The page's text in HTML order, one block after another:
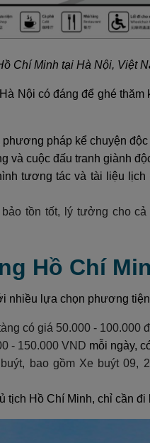
Chí Minh tại Hà Nội, Việt
Nội có đáng để ghé
pháp kể chuyện độc
cuộc đấu tranh giành
tương tác và tài liệu
tồn tốt, lý tưởng cho cả
Hồ Chí
nhiều lựa chọn phương
có giá 50.000 - 100.000
- 150.000 VND mỗi ngày,
bao gồm Xe buýt 09,
tịch Hồ Chí Minh, chỉ cần đi